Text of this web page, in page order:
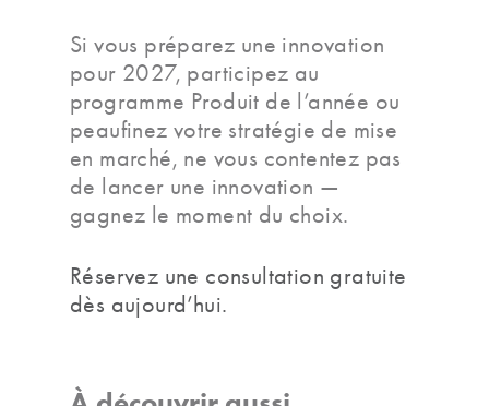
Si vous préparez une innovation
pour 2027, participez au
programme Produit de l’année ou
peaufinez votre stratégie de mise
en marché, ne vous contentez pas
de lancer une innovation —
gagnez le moment du choix.
Réservez une consultation gratuite
dès aujourd’hui.